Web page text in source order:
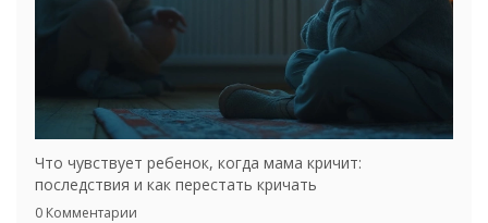
Что чувствует ребенок, когда мама кричит:
последствия и как перестать кричать
0 Комментарии